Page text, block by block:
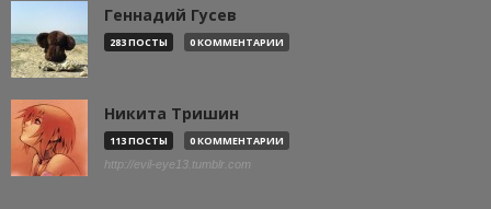
Геннадий Гусев
283 ПОСТЫ 0 КОММЕНТАРИИ
Никита Тришин
113 ПОСТЫ 0 КОММЕНТАРИИ
http://evil-eye13.tumblr.com